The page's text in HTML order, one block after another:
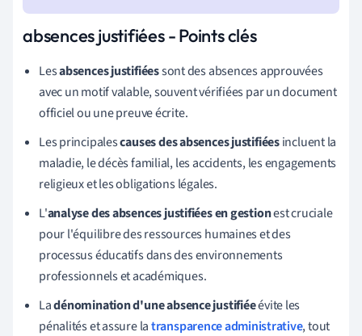
absences justifiées - Points clés
Lesabsences justifiéessont des absences approuvées
avec un motif valable, souvent vérifiées par un document
officiel ou une preuve écrite.
Les principalescauses des absences justifiéesincluent la
maladie, le décès familial, les accidents, les engagements
religieux et les obligations légales.
L'analyse des absences justifiées en gestionest cruciale
pour l'équilibre des ressources humaines et des
processus éducatifs dans des environnements
professionnels et académiques.
Ladénomination d'une absence justifiéeévite les
pénalités et assure latransparence administrative, tout